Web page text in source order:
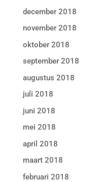
december 2018
november 2018
oktober 2018
september 2018
augustus 2018
juli 2018
juni 2018
mei 2018
april 2018
maart 2018
februari 2018